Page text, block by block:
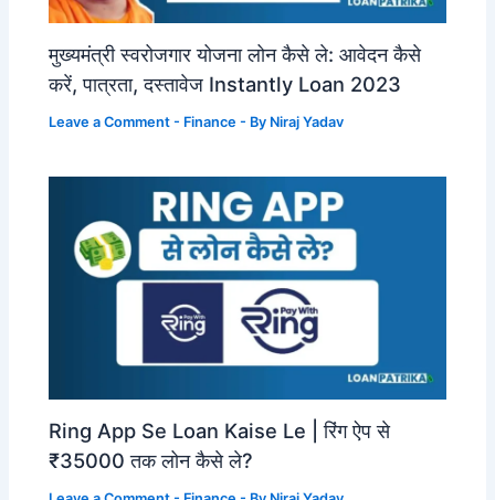
मुख्यमंत्री स्वरोजगार योजना लोन कैसे ले: आवेदन कैसे
करें, पात्रता, दस्तावेज Instantly Loan 2023
Leave a Comment - Finance - By Niraj Yadav
Ring App Se Loan Kaise Le | रिंग ऐप से
₹35000 तक लोन कैसे ले?